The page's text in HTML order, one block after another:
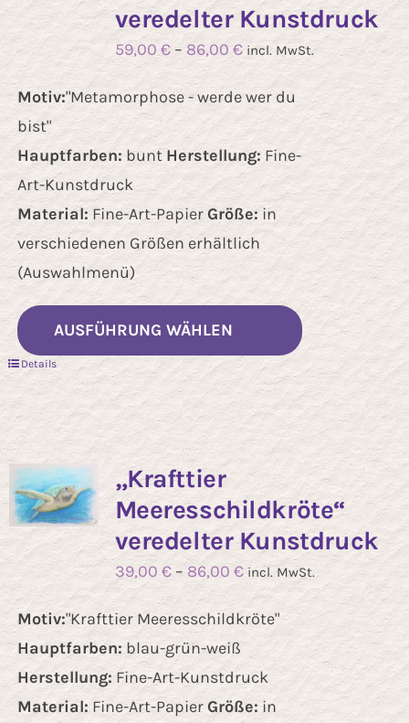
veredelter Kunstdruck
59,00 €– 86,00 € incl. MwSt.
Motiv:"Metamorphose - werde wer du
bist"
Hauptfarben: bunt Herstellung: Fine-
Art-Kunstdruck
Material:Fine-Art-PapierGröße: in
verschiedenen Größen erhältlich
(Auswahlmenü)
AUSFÜHRUNG WÄHLEN
Dieses
weist
mehrere
Varianten
auf.
Optionen
können
auf
der
gewählt
werden
Details
„Krafttier
Meeresschildkröte“
veredelter Kunstdruck
39,00 €– 86,00 € incl. MwSt.
Motiv:"Krafttier Meeresschildkröte"
Hauptfarben: blau-grün-weiß
Herstellung: Fine-Art-Kunstdruck
Material: Fine-Art-PapierGröße: in